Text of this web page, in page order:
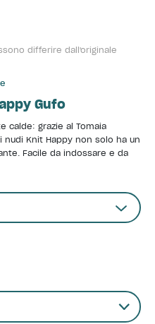
differire dall'originale
Gufo
grazie al Tomaia
nudi Knit Happy non solo ha un
Facile da indossare e da